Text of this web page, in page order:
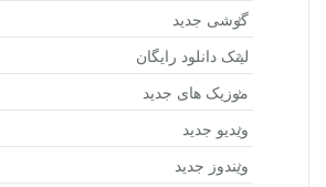
گوشی جدید
لینک دانلود رایگان
موزیک های جدید
ویدیو جدید
ویندوز جدید